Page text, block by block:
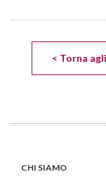
< Torna
CHI SIAMO